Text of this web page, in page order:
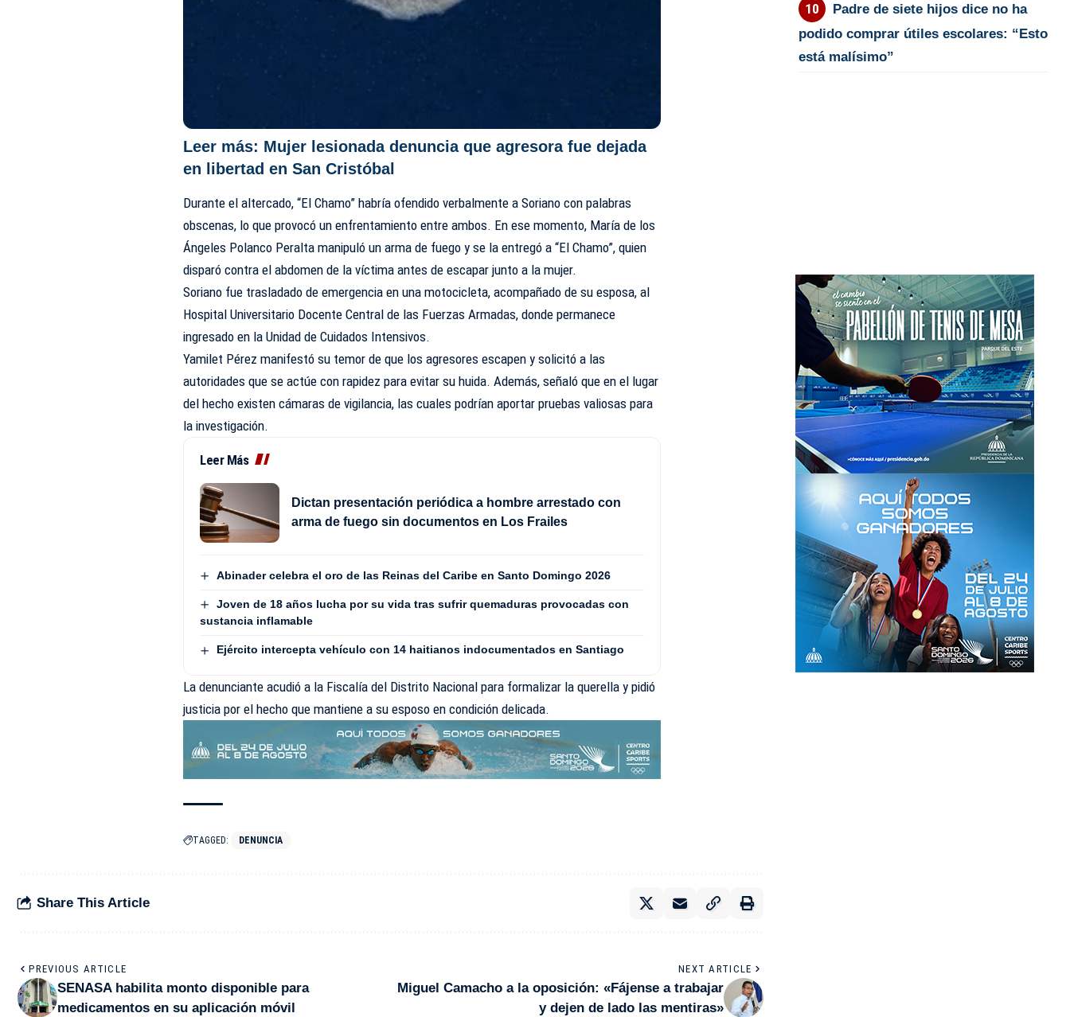
Leer más: Mujer lesionada denuncia que agresora fue dejada
en libertad en San Cristóbal
Durante el altercado, “El Chamo” habría ofendido verbalmente a Soriano con palabras
obscenas, lo que provocó un enfrentamiento entre ambos. En ese momento, María de los
Ángeles Polanco Peralta manipuló un arma de fuego y se la entregó a “El Chamo”, quien
disparó contra el abdomen de la víctima antes de escapar junto a la mujer.
Soriano fue trasladado de emergencia en una motocicleta, acompañado de su esposa, al
Hospital Universitario Docente Central de las Fuerzas Armadas, donde permanece
ingresado en la Unidad de Cuidados Intensivos.
Yamilet Pérez manifestó su temor de que los agresores escapen y solicitó a las
autoridades que se actúe con rapidez para evitar su huida. Además, señaló que en el lugar
del hecho existen cámaras de vigilancia, las cuales podrían aportar pruebas valiosas para
la investigación.
Leer Más
Dictan presentación periódica a hombre arrestado con
arma de fuego sin documentos en Los Frailes
Abinader celebra el oro de las Reinas del Caribe en Santo Domingo 2026
Joven de 18 años lucha por su vida tras sufrir quemaduras provocadas con
sustancia inflamable
Ejército intercepta vehículo con 14 haitianos indocumentados en Santiago
La denunciante acudió a la Fiscalía del Distrito Nacional para formalizar la querella y pidió
justicia por el hecho que mantiene a su esposo en condición delicada.
TAGGED: DENUNCIA
Share This Article
PREVIOUS ARTICLE
SENASA habilita monto disponible para
medicamentos en su aplicación móvil
NEXT ARTICLE
Miguel Camacho a la oposición: «Fájense a trabajar
y dejen de lado las mentiras»
Padre de siete hijos dice no ha
podido comprar útiles escolares: “Esto
está malísimo”